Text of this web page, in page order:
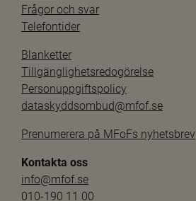
Frågor och svar
Telefontider
Blanketter
Tillgänglighetsredogörelse
Personuppgiftspolicy
dataskyddsombud@mfof.se
Prenumerera på MFoFs nyhetsbrev
Kontakta oss
info@mfof.se
010-190 11 00